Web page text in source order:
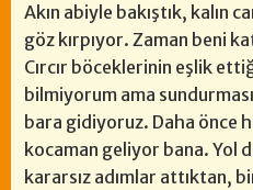
Akın abiyle bakıştık, kalın
göz kırpıyor. Zaman beni
Cırcır böceklerinin eşlik
bilmiyorum ama
bara gidiyoruz. Daha önce
kocaman geliyor bana. Yol
kararsız adımlar attıktan,